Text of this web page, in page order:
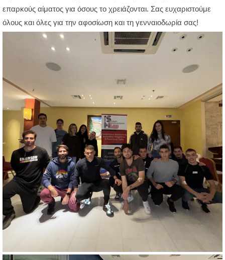
επαρκούς αίματος για όσους το χρειάζονται. Σας ευχαριστούμε
όλους και όλες για την αφοσίωση και τη γενναιοδωρία σας!